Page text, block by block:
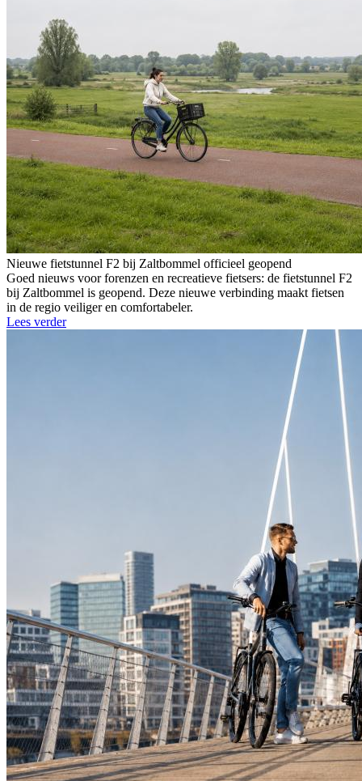
Nieuwe fietstunnel F2 bij Zaltbommel officieel geopend
Goed nieuws voor forenzen en recreatieve fietsers: de fietstunnel F2
bij Zaltbommel is geopend. Deze nieuwe verbinding maakt fietsen
in de regio veiliger en comfortabeler.
Lees verder